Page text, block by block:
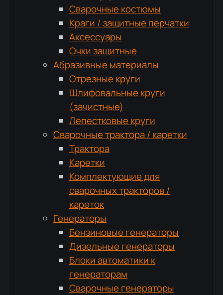
Сварочные костюмы
Краги / защитные перчатки
Аксессуары
Очки защитные
Абразивные материалы
Отрезные круги
Шлифовальные круги
(зачистные)
Лепестковые круги
Сварочные трактора / каретки
Трактора
Каретки
Комплектующие для
сварочных тракторов /
кареток
Генераторы
Бензиновые генераторы
Дизельные генераторы
Блоки автоматики к
генераторам
Сварочные генераторы